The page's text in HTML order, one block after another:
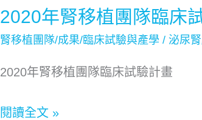
2020年腎移植團隊臨床
腎移植團隊/成果/臨床試驗與產學 /泌尿
2020年腎移植團隊臨床試驗計畫
2020
年
植
閱讀全文 »